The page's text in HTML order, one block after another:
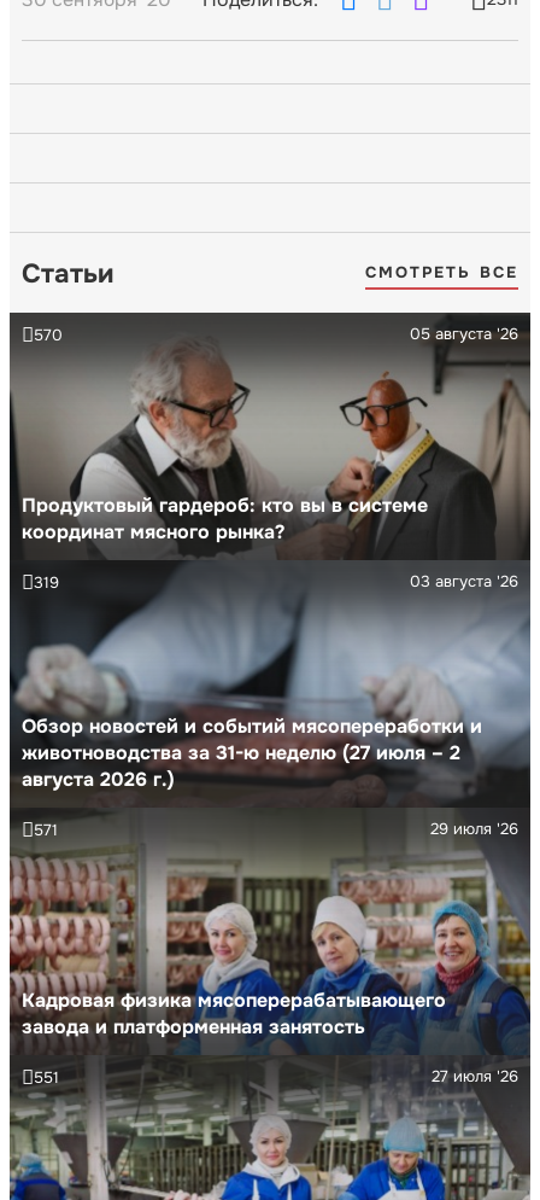
Статьи СМОТРЕТЬ ВСЕ
Продуктовый гардероб: кто вы в системе
координат мясного рынка?
05 августа '26
570
Обзор новостей и событий мясопереработки и
животноводства за 31-ю неделю (27 июля – 2
августа 2026 г.)
03 августа '26
319
Кадровая физика мясоперерабатывающего
завода и платформенная занятость
29 июля '26
571
27 июля '26
551